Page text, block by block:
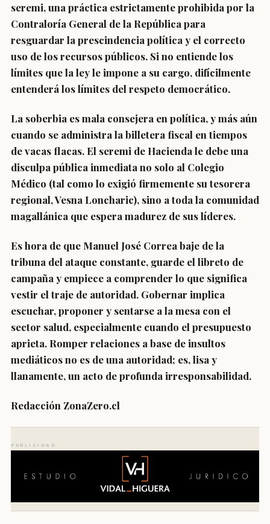
seremi, una práctica estrictamente prohibida por la
Contraloría General de la República para
resguardar la prescindencia política y el correcto
uso de los recursos públicos. Si no entiende los
límites que la ley le impone a su cargo, difícilmente
entenderá los límites del respeto democrático.
La soberbia es mala consejera en política, y más aún
cuando se administra la billetera fiscal en tiempos
de vacas flacas. El seremi de Hacienda le debe una
disculpa pública inmediata no solo al Colegio
Médico (tal como lo exigió firmemente su tesorera
regional, Vesna Loncharic), sino a toda la comunidad
magallánica que espera madurez de sus líderes.
Es hora de que Manuel José Correa baje de la
tribuna del ataque constante, guarde el libreto de
campaña y empiece a comprender lo que significa
vestir el traje de autoridad. Gobernar implica
escuchar, proponer y sentarse a la mesa con el
sector salud, especialmente cuando el presupuesto
aprieta. Romper relaciones a base de insultos
mediáticos no es de una autoridad; es, lisa y
llanamente, un acto de profunda irresponsabilidad.
Redacción ZonaZero.cl
PUBLICIDAD